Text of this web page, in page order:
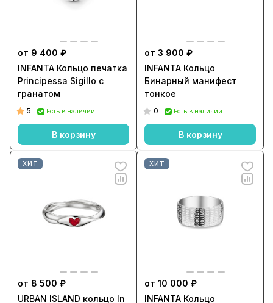
от 9 400 ₽
INFANTA Кольцо печатка
Principessa Sigillo с
гранатом
5 Есть в наличии
В корзину
от 3 900 ₽
INFANTA Кольцо
Бинарный манифест
тонкое
0 Есть в наличии
В корзину
ХИТ
от 8 500 ₽
URBAN ISLAND кольцо In
ХИТ
от 10 000 ₽
INFANTA Кольцо